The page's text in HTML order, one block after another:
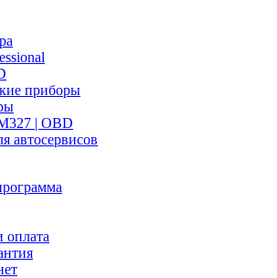
приборы
| OBD
автосервисов